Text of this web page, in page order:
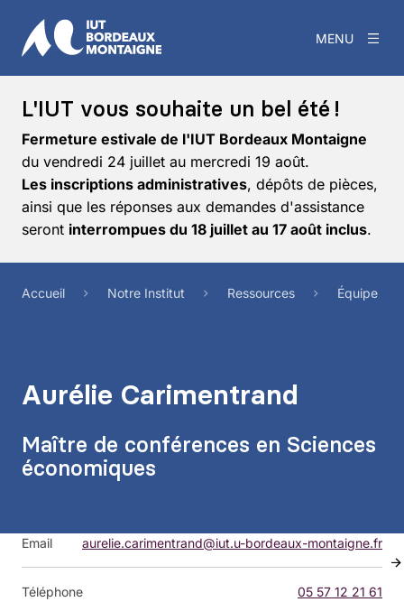
MENU
L'IUT vous souhaite un bel été !
Fermeture estivale de l'IUT Bordeaux Montaigne
du vendredi 24 juillet au mercredi 19 août.
Les inscriptions administratives, dépôts de pièces,
ainsi que les réponses aux demandes d'assistance
seront interrompues du 18 juillet au 17 août inclus.
Accueil Notre Institut Ressources Équipe
Aurélie Carimentrand
Maître de conférences en Sciences
économiques
Email aurelie.carimentrand@iut.u-bordeaux-montaigne.fr
Téléphone 05 57 12 21 61